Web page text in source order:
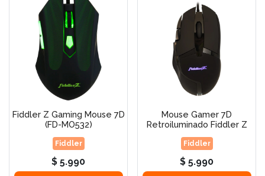
Fiddler Z Gaming Mouse 7D
(FD-MO532)
Fiddler
$ 5.990
Mouse Gamer 7D
Retroiluminado Fiddler Z
Fiddler
$ 5.990